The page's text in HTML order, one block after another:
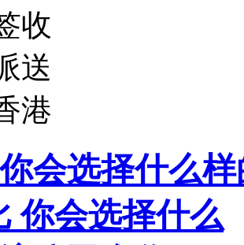
收
送
港
你会选择什么